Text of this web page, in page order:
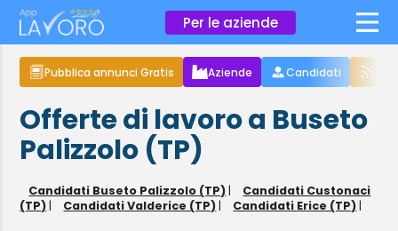
Per le aziende ×
Pubblica annunci Gratis Aziende Candidati
Offerte di lavoro a Buseto
Palizzolo (TP)
Candidati Buseto Palizzolo (TP) |
Candidati Custonaci
(TP) | Candidati Valderice (TP) | Candidati Erice (TP) |